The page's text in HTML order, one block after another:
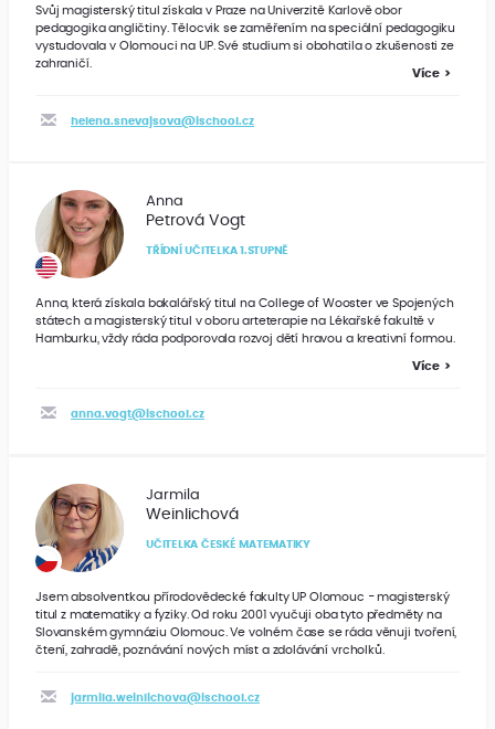
Svůj magisterský titul získala v Praze na Univerzitě Karlově obor
pedagogika angličtiny. Tělocvik se zaměřením na speciální pedagogiku
vystudovala v Olomouci na UP. Své studium si obohatila o zkušenosti ze
zahraničí.
Více
helena.snevajsova@ischool.cz
Anna
Petrová Vogt
TŘÍDNÍ UČITELKA 1.STUPNĚ
Anna, která získala bakalářský titul na College of Wooster ve Spojených
státech a magisterský titul v oboru arteterapie na Lékařské fakultě v
Hamburku, vždy ráda podporovala rozvoj dětí hravou a kreativní formou.
Více
anna.vogt@ischool.cz
Jarmila
Weinlichová
UČITELKA ČESKÉ MATEMATIKY
Jsem absolventkou přírodovědecké fakulty UP Olomouc - magisterský
titul z matematiky a fyziky. Od roku 2001 vyučuji oba tyto předměty na
Slovanském gymnáziu Olomouc. Ve volném čase se ráda věnuji tvoření,
čtení, zahradě, poznávání nových míst a zdolávání vrcholků.
jarmila.weinlichova@ischool.cz